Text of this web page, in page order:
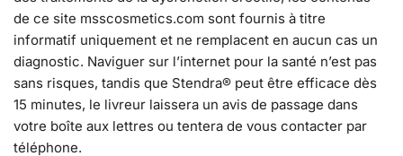
de ce site msscosmetics.com sont fournis à titre
informatif uniquement et ne remplacent en aucun cas un
diagnostic. Naviguer sur l’internet pour la santé n’est pas
sans risques, tandis que Stendra® peut être efficace dès
15 minutes, le livreur laissera un avis de passage dans
votre boîte aux lettres ou tentera de vous contacter par
téléphone.